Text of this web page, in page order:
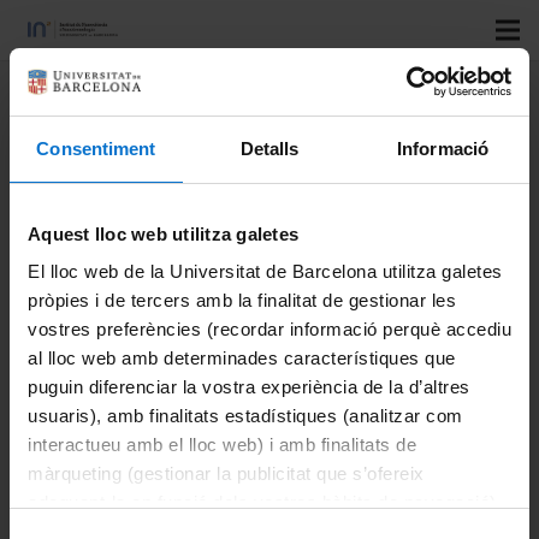
Consentiment Detalls Informació
Aquest lloc web utilitza galetes
El lloc web de la Universitat de Barcelona utilitza galetes
pròpies i de tercers amb la finalitat de gestionar les
vostres preferències (recordar informació perquè accediu
al lloc web amb determinades característiques que
puguin diferenciar la vostra experiència de la d’altres
usuaris), amb finalitats estadístiques (analitzar com
interactueu amb el lloc web) i amb finalitats de
màrqueting (gestionar la publicitat que s’ofereix
Title: Defined covalent
attachment of three cncer drugs
to DNA origami increases
concentration
Authors:Navarro, N.; Aviñó, A.; Domènech, Ò.; Borrell,
J.H.; Eritja, R.; Fàbrega, C.
Journal:Nanomedicine: Nanotechnology, Biology and
Medicine
Vol:55
Number:
Start page: